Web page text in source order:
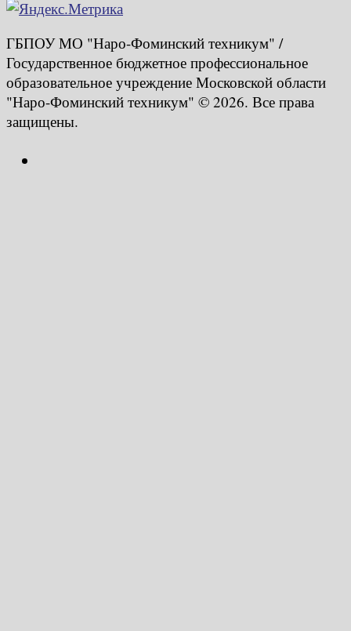
ГБПОУ МО "Наро-Фоминский техникум" /
Государственное бюджетное профессиональное
образовательное учреждение Московской области
"Наро-Фоминский техникум" © 2026. Все права
защищены.